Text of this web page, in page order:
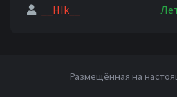
__HIk__
Размещённая на